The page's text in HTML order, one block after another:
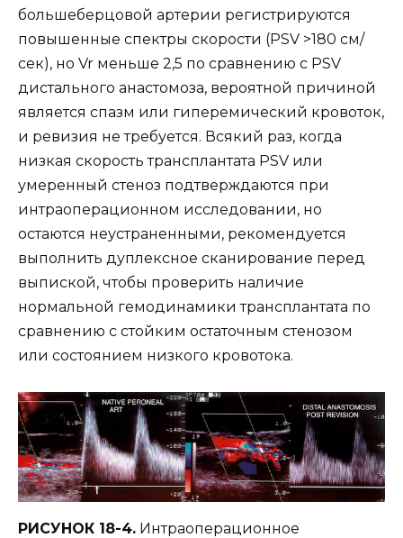
большеберцовой артерии регистрируются
повышенные спектры скорости (PSV >180 см/
сек), но Vr меньше 2,5 по сравнению с PSV
дистального анастомоза, вероятной причиной
является спазм или гиперемический кровоток,
и ревизия не требуется. Всякий раз, когда
низкая скорость трансплантата PSV или
умеренный стеноз подтверждаются при
интраоперационном исследовании, но
остаются неустраненными, рекомендуется
выполнить дуплексное сканирование перед
выпиской, чтобы проверить наличие
нормальной гемодинамики трансплантата по
сравнению с стойким остаточным стенозом
или состоянием низкого кровотока.
РИСУНОК 18-4. Интраоперационное